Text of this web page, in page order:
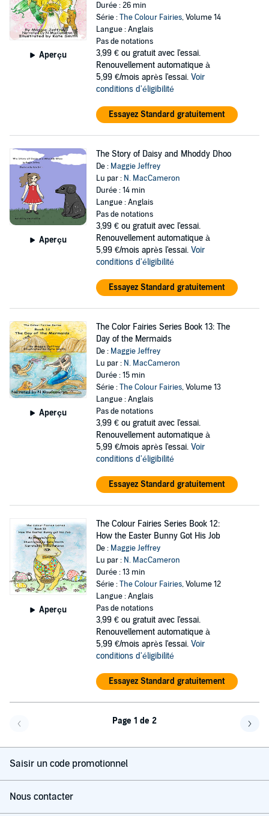
Aperçu
Durée : 26 min
Série :The Colour Fairies, Volume 14
Langue : Anglais
Pas de notations
3,99 € ou gratuit avec l'essai.
Renouvellement automatique à
5,99 €/mois après l'essai. Voir
conditions d'éligibilité
Essayez Standard gratuitement
Aperçu
The Story of Daisy and Mhoddy Dhoo
De : Maggie Jeffrey
Lu par : N. MacCameron
Durée : 14 min
Langue : Anglais
Pas de notations
3,99 € ou gratuit avec l'essai.
Renouvellement automatique à
5,99 €/mois après l'essai. Voir
conditions d'éligibilité
Essayez Standard gratuitement
Aperçu
The Color Fairies Series Book 13: The
Day of the Mermaids
De : Maggie Jeffrey
Lu par : N. MacCameron
Durée : 15 min
Série :The Colour Fairies, Volume 13
Langue : Anglais
Pas de notations
3,99 € ou gratuit avec l'essai.
Renouvellement automatique à
5,99 €/mois après l'essai. Voir
conditions d'éligibilité
Essayez Standard gratuitement
Aperçu
The Colour Fairies Series Book 12:
How the Easter Bunny Got His Job
De : Maggie Jeffrey
Lu par : N. MacCameron
Durée : 13 min
Série :The Colour Fairies, Volume 12
Langue : Anglais
Pas de notations
3,99 € ou gratuit avec l'essai.
Renouvellement automatique à
5,99 €/mois après l'essai. Voir
conditions d'éligibilité
Essayez Standard gratuitement
Page 1 de 2
Saisir un code promotionnel
Nous contacter